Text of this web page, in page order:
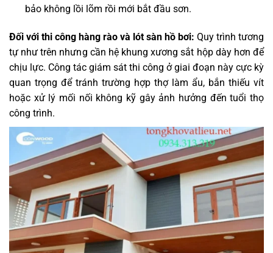
bảo không lồi lõm rồi mới bắt đầu sơn.
Đối với thi công hàng rào và lót sàn hồ bơi: Quy trình tương
tự như trên nhưng cần hệ khung xương sắt hộp dày hơn để
chịu lực. Công tác giám sát thi công ở giai đoạn này cực kỳ
quan trọng để tránh trường hợp thợ làm ẩu, bắn thiếu vít
hoặc xử lý mối nối không kỹ gây ảnh hưởng đến tuổi thọ
công trình.